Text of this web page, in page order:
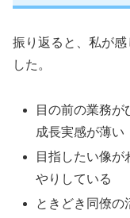
振り返ると、私が
した。
目の前の業務が
成長実感が薄い
目指したい像が
やりしている
ときどき同僚の